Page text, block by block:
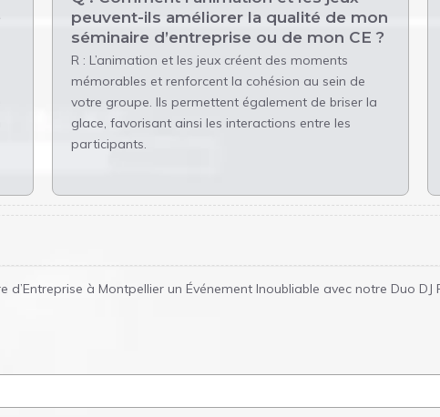
peuvent-ils améliorer la qualité de mon
séminaire d’entreprise ou de mon CE ?
R : L’animation et les jeux créent des moments
mémorables et renforcent la cohésion au sein de
votre groupe. Ils permettent également de briser la
glace, favorisant ainsi les interactions entre les
participants.
d’Entreprise à Montpellier un Événement Inoubliable avec notre Duo DJ